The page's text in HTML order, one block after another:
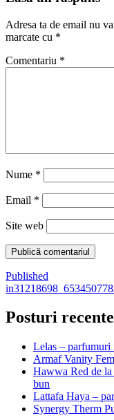
Adresa ta de email nu
marcate cu *
Comentariu *
Nume *
Email *
Site web
Navigare
în
articole
Published
in
Posturi recente
Lelas – parfumuri
Armaf Vanity
Hawwa Red de
bun
Lattafa Haya –
Synergy Therm